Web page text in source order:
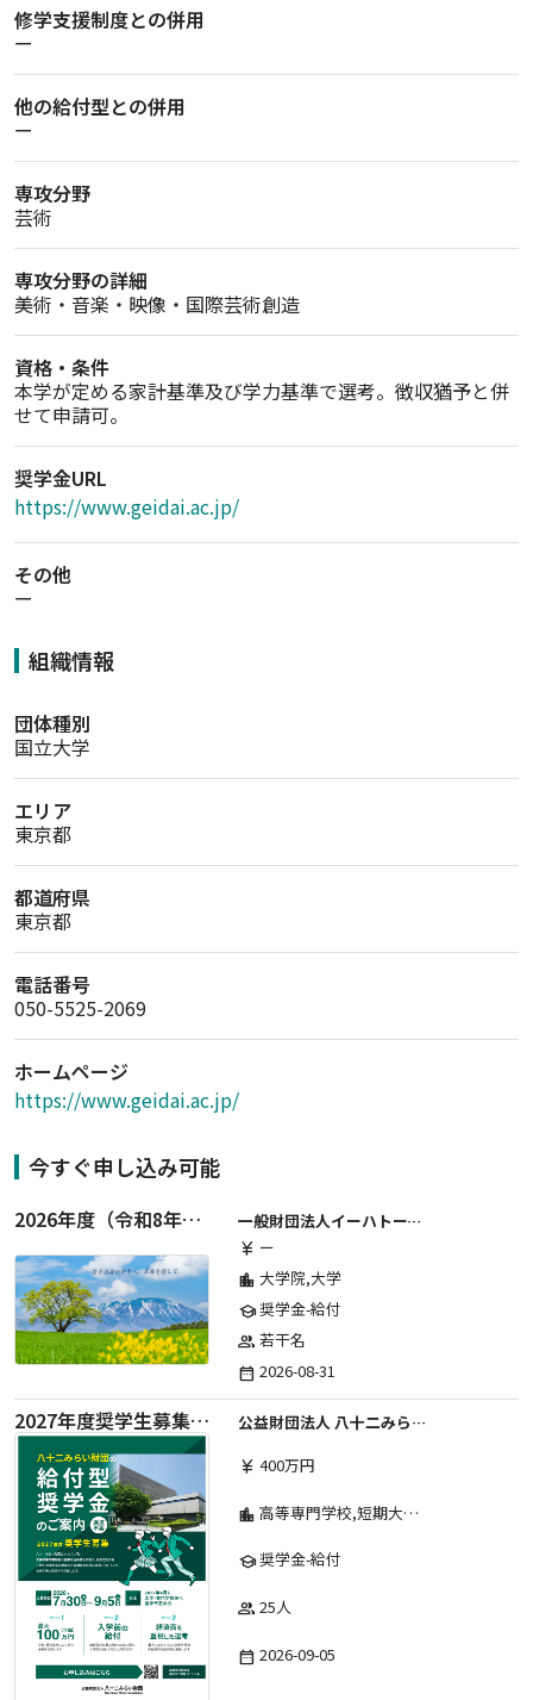
修学支援制度との併用
ー
他の給付型との併用
ー
専攻分野
芸術
専攻分野の詳細
美術・音楽・映像・国際芸術創造
資格・条件
本学が定める家計基準及び学力基準で選考。徴収猶予と併
せて申請可。
奨学金URL
https://www.geidai.ac.jp/
その他
ー
組織情報
団体種別
国立大学
エリア
東京都
都道府県
東京都
電話番号
050-5525-2069
ホームページ
https://www.geidai.ac.jp/
今すぐ申し込み可能
2026年度（令和8年度）第２期 一般財団法人イーハトーブ育英会奨学生募集（給付型） 日本国内及び海外の大学・大学院に自宅外通学をする学生に生活費の一部(家賃半額相当)を給付【岩手県が本籍地の大学生または大学院生対象】
一般財団法人イーハトーブ育英会
currency_yen ー
location_city 大学院,大学
school奨学金-給付
group 若干名
date_range 2026-08-31
2027年度奨学生募集要項
公益財団法人 八十二みらい財団
currency_yen 400万円
location_city 高等専門学校,短期大学,専修学校,大学
school奨学金-給付
group 25人
date_range 2026-09-05